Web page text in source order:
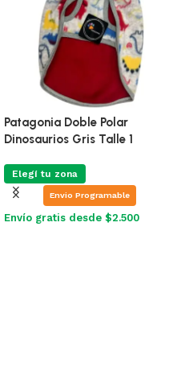
Patagonia Doble Polar
Dinosaurios Gris Talle 1
Elegí tu zona
Envio Programable
Envío gratis desde $2.500